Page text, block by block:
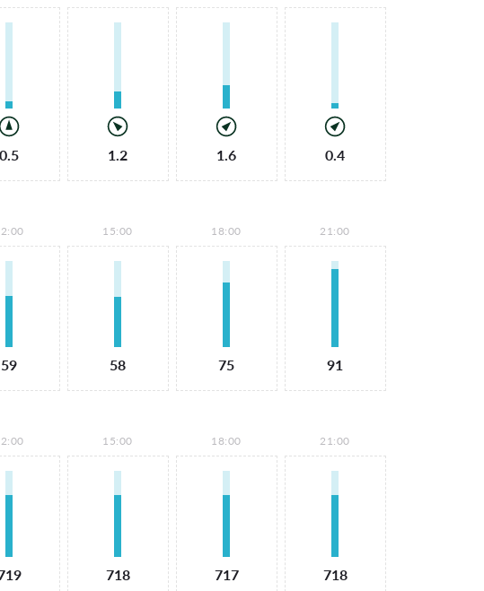
0.5 1.2 1.6 0.4
59
15:00
58
18:00
75
21:00
91
15:00
718
18:00
717
21:00
718